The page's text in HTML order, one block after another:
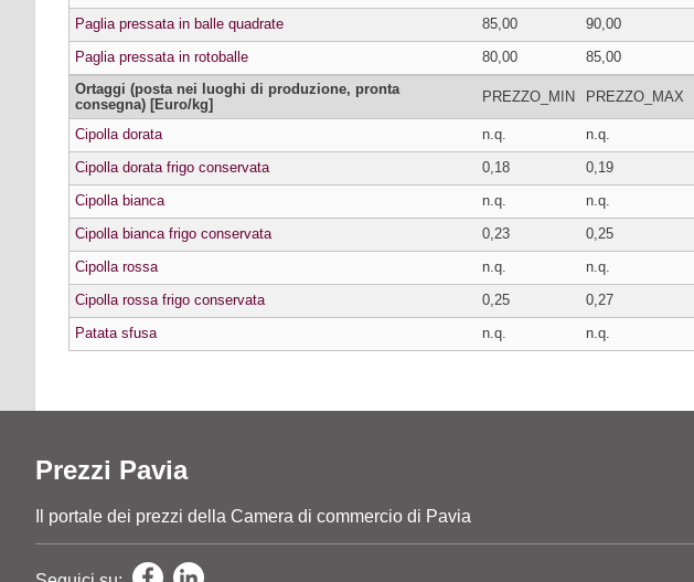
Paglia pressata in balle quadrate
85,00 90,00
Paglia pressata in rotoballe
80,00 85,00
Ortaggi (posta nei luoghi di produzione, pronta
consegna) [Euro/kg]
PREZZO_MIN PREZZO_MAX
Cipolla dorata n.q. n.q.
Cipolla dorata frigo conservata
0,18 0,19
Cipolla bianca
n.q. n.q.
Cipolla bianca frigo conservata
0,23 0,25
Cipolla rossa
n.q. n.q.
Cipolla rossa frigo conservata
0,25 0,27
Patata sfusa
n.q. n.q.
Prezzi Pavia
Il portale dei prezzi della Camera di commercio di Pavia